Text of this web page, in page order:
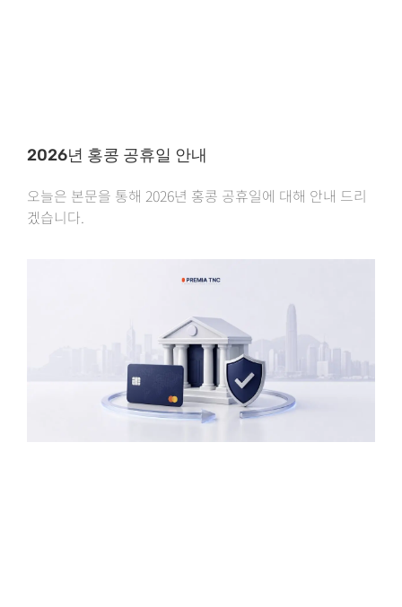
2026년 홍콩 공휴일 안내
오늘은 본문을 통해 2026년 홍콩 공휴일에 대해 안내 드리
겠습니다.